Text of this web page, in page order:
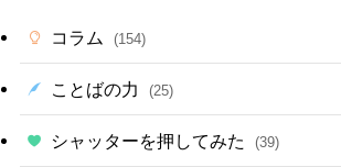
コラム (154)
ことばの力 (25)
シャッターを押してみた (39)